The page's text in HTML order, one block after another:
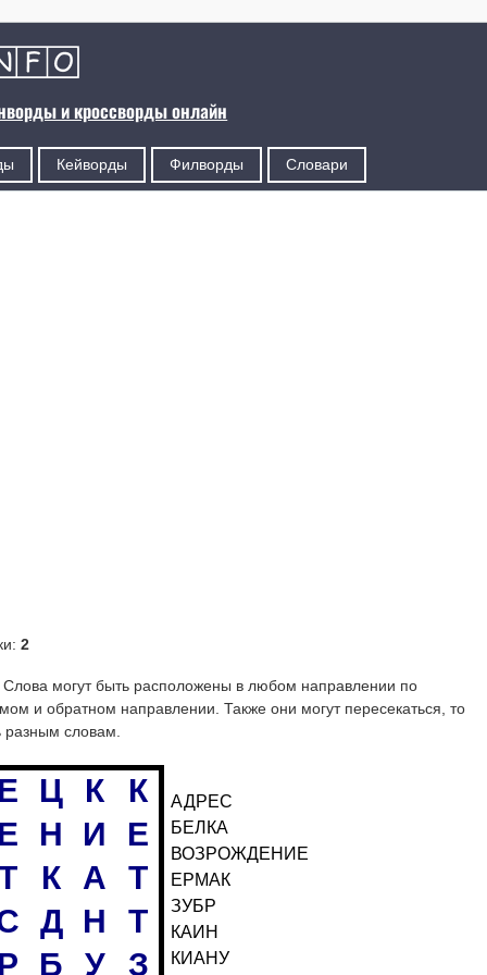
и кроссворды онлайн
Кейворды Филворды Словари
2
могут быть расположены в любом направлении по
и обратном направлении. Также они могут пересекаться, то
разным словам.
АДРЕС
БЕЛКА
ВОЗРОЖДЕНИЕ
ЕРМАК
ЗУБР
КАИН
КИАНУ
Е Ц К
К
Е Н И
Е
К А
Т
Д Н
Т
Р Б У
З